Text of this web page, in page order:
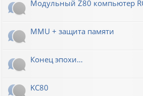
Модульный Z80 компьютер
MMU + защита памяти
Конец эпохи…
KC80